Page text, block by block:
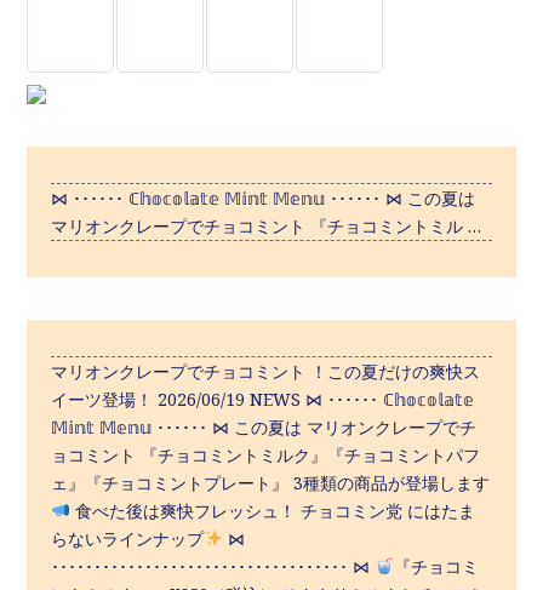
⋈ ･･････ ℂ𝕙𝕠𝕔𝕠𝕝𝕒𝕥𝕖 𝕄𝕚𝕟𝕥 𝕄𝕖𝕟𝕦 ･･････ ⋈ この夏は
マリオンクレープでチョコミント 『チョコミントミル …
マリオンクレープでチョコミント ！この夏だけの爽快ス
イーツ登場！ 2026/06/19 NEWS ⋈ ･･････ ℂ𝕙𝕠𝕔𝕠𝕝𝕒𝕥𝕖
𝕄𝕚𝕟𝕥 𝕄𝕖𝕟𝕦 ･･････ ⋈ この夏は マリオンクレープでチ
ョコミント 『チョコミントミルク』『チョコミントパフ
ェ』『チョコミントプレート』 3種類の商品が登場します
食べた後は爽快フレッシュ！ チョコミン党 にはたま
らないラインナップ
⋈
･･･････････････････････････････････ ⋈
『チョコミ